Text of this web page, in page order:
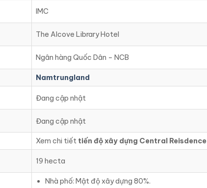
IMC
The Alcove Library Hotel
Ngân hàng Quốc Dân – NCB
Namtrungland
Đang cập nhật
Đang cập nhật
Xem chi tiết tiến độ xây dựng Central Reisdence
19 hecta
Nhà phố: Mật độ xây dựng 80%.